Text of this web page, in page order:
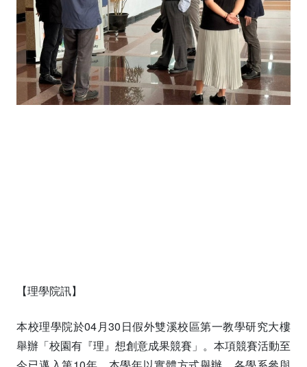
【理學院訊】
本校理學院於04月30日假外雙溪校區第一教學研究大樓
舉辦「校園有『理』想創意成果競賽」。本項競賽活動至